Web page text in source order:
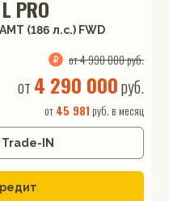
PRO
(186 л.с.) FWD
от 4 990 000 руб.
от 4 290 000руб.
от45 981 руб. в месяц
IN